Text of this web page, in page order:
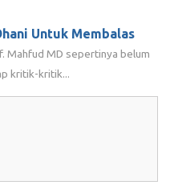
Untuk Membalas
Mahfud MD sepertinya belum
kritik-kritik...